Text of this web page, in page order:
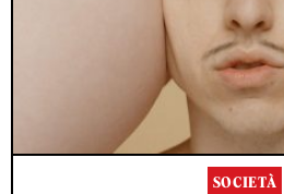
SOCIETÀ